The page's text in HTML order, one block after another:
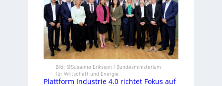
Bild: ©Susanne Eriksson / Bundesministerium
für Wirtschaft und Energie
Plattform Industrie 4.0 richtet Fokus auf